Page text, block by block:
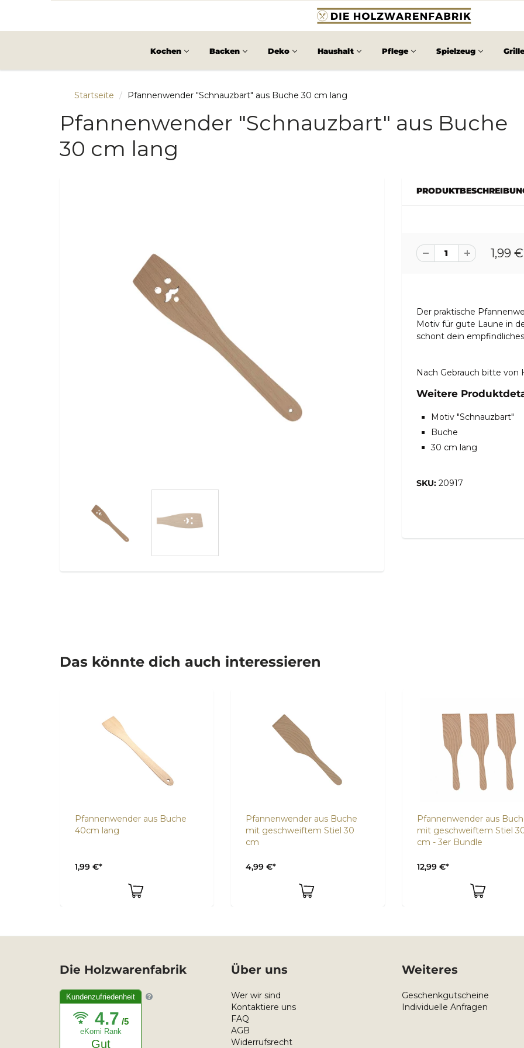
Kochen Backen Deko Haushalt Pflege Spielzeug
Startseite Pfannenwender "Schnauzbart" aus Buche 30 cm lang
Pfannenwender "Schnauzbart" aus Buche
30 cm lang
1,99
Der praktische
Motiv für gute Laune in
schont dein
Nach Gebrauch bitte von
Weitere
Motiv "Schnauzbart"
Buche
30 cm lang
SKU: 20917
Das könnte dich auch interessieren
Pfannenwender aus Buche
40cm lang
1,99 €*
Pfannenwender aus Buche
mit geschweiftem Stiel 30
cm
4,99 €*
Pfannenwender aus
mit geschweiftem Stiel
cm - 3er Bundle
12,99 €*
Die Holzwarenfabrik
Kundenzufriedenheit
4.7 /5
eKomi Rank
Gut
Über uns
Wer wir sind
Kontaktiere uns
FAQ
AGB
Widerrufsrecht
Weiteres
Geschenkgutscheine
Individuelle Anfragen